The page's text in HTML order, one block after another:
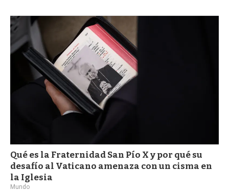
Qué es la Fraternidad San Pío X y por qué su
desafío al Vaticano amenaza con un cisma en
la Iglesia
Mundo